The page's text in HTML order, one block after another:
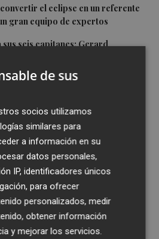
el eclipse en un referente
gran equipo de expertos
seis capitanes: Gerard
lateral derecho: Monferrer sufre
al nuevo contrato del transporte
cuatro estrellas en La Manga con
que abren la cartelera en agosto:
mono' a una nueva entrega de
de sus
socios utilizamos
similares para
a información en su
datos personales,
IP, identificadores únicos
para ofrecer
personalizados, medir
obtener información
y mejorar los servicios.